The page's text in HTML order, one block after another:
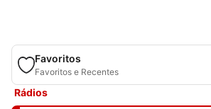
Favoritos
Favoritos e Recentes
Rádios